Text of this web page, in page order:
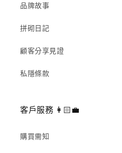
品牌故事
拼砌日記
顧客分享見證
私隱條款
客戶服務 👩🏻‍💼
購買需知